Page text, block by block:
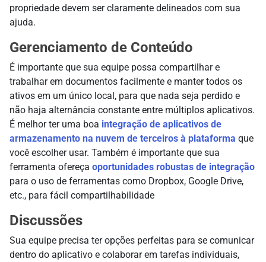
propriedade devem ser claramente delineados com sua
ajuda.
Gerenciamento de Conteúdo
É importante que sua equipe possa compartilhar e
trabalhar em documentos facilmente e manter todos os
ativos em um único local, para que nada seja perdido e
não haja alternância constante entre múltiplos aplicativos.
É melhor ter uma boa integração de aplicativos de
armazenamento na nuvem de terceiros à plataforma que
você escolher usar. Também é importante que sua
ferramenta ofereça oportunidades robustas de integração
para o uso de ferramentas como Dropbox, Google Drive,
etc., para fácil compartilhabilidade
Discussões
Sua equipe precisa ter opções perfeitas para se comunicar
dentro do aplicativo e colaborar em tarefas individuais,